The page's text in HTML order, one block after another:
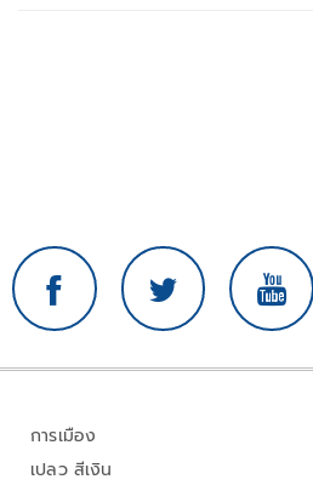
การเมือง
เปลว สีเงิน